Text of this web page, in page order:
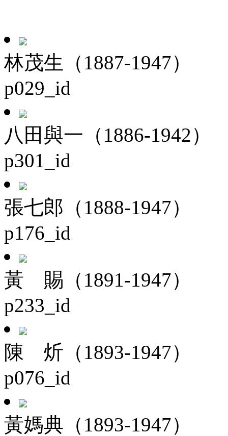
林茂生（1887-1947）
p029_id
八田與一（1886-1942）
p301_id
張七郎（1888-1947）
p176_id
黃 賜（1891-1947）
p233_id
陳 炘（1893-1947）
p076_id
黃媽典（1893-1947）